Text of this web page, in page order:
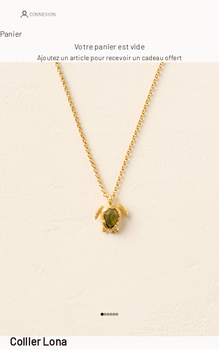
CONNEXION
Panier
Votre panier est vide
Ajoutez un article pour recevoir un cadeau offert
Aller à l'élément 1
Aller à l'élément 2
Aller à l'élément 3
Aller à l'élément 4
Aller à l'élément 5
Aller à l'élément 6
Collier Lona